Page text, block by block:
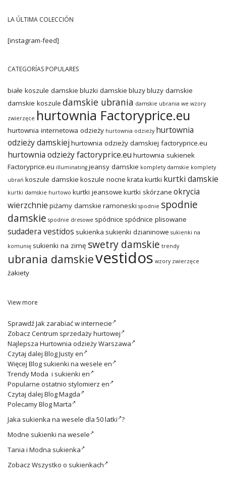
LA ÚLTIMA COLECCIÓN
[instagram-feed]
CATEGORÍAS POPULARES
białe koszule damskie bluzki damskie bluzybluzy damskie
damskie koszule damskie ubrania damskie ubrania we wzory
zwierzęce hurtownia Factoryprice.eu
hurtownia internetowa odzieży hurtownia odzieży hurtownia
odzieży damskiej hurtownia odzieży damskiej factoryprice.eu
hurtownia odzieży factoryprice.eu hurtownia sukienek
Factoryprice.eu illuminating jeansy damskie komplety damskie komplety
ubrań koszule damskie koszule nocne krata kurtki kurtki damskie
kurtki damskie hurtowo kurtki jeansowe kurtki skórzane okrycia
wierzchnie piżamy damskie ramoneski spodnie spodnie
damskie spodnie dresowe spódnice spódnice plisowane
sudadera vestidos sukienka sukienki dzianinowe sukienki na
komunię sukienki na zimę swetry damskie trendy
ubrania damskievestidos wzory zwierzęce
żakiety
View more
SprawdźJak zarabiać w internecie
Zobacz Centrum sprzedaży hurtowej
Najlepsza Hurtownia odzieży Warszawa
Czytaj dalej Blog Justy en
Więcej Blog sukienki na wesele en
TrendyModa i sukienki en
Popularne ostatnio stylomierz en
Czytaj dalej Blog Magda
PolecamyBlog Marta
Jaka sukienka na wesele dla 50 latki ?
Modne sukienki na wesele
Tania i Modna sukienka
Zobacz Wszystko o sukienkach